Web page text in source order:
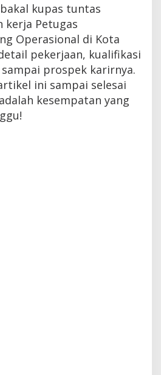
kupas tuntas
kerja Petugas
Operasional di Kota
pekerjaan, kualifikasi
prospek karirnya.
ini sampai selesai
kesempatan yang